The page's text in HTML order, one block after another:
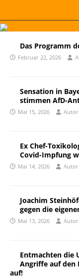
Das Programm
Februar 22, 2026
Sensation in
stimmen AfD-
Mai 15, 2026 Autor
Ex Chef-
Covid-Impfung
Mai 14, 2026 Autor
Joachim
gegen die
Mai 13, 2026 Autor
Entmachten die
Angriffe auf den
auf!